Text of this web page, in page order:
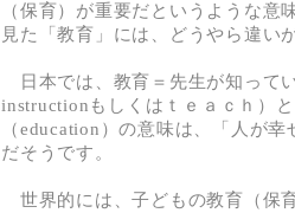
（保育）が重要だというような
見た「教育」には、どうやら違い
日本では、教育＝先生が知って
instructionもしくはｔｅａｃｈ）
（education）の意味は、「人が
だそうです。
世界的には、子どもの教育（保